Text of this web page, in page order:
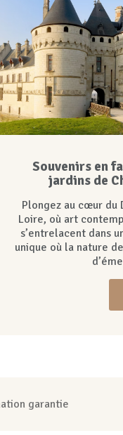
Souvenirs en
jardins de
Plongez au cœur du
Loire, où art
s’entrelacent dans
unique où la nature
garantie